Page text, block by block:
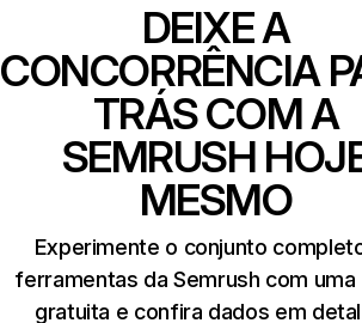
DEIXE A
CONCORRÊNCIA
TRÁS COM A
SEMRUSH
MESMO
Experimente o conjunto
ferramentas da Semrush com uma
gratuita e confira dados em